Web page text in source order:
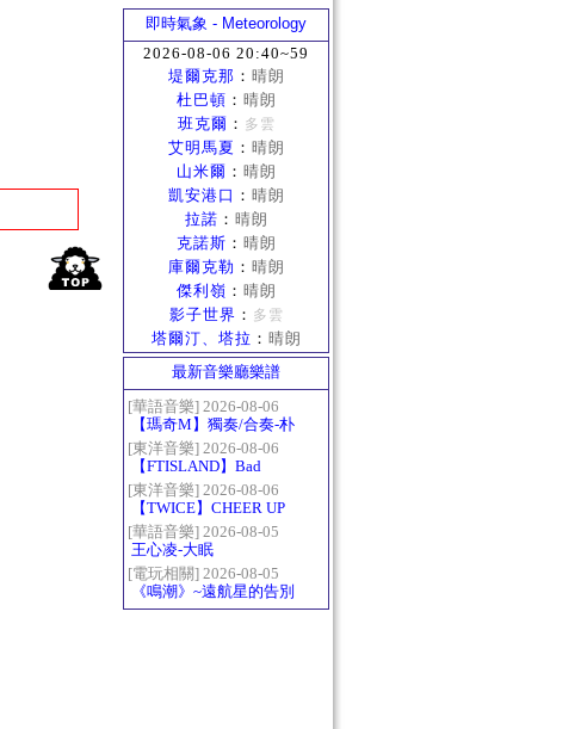
即時氣象 - Meteorology
2026-08-06 20:40~59
堤爾克那 ： 晴朗
杜巴頓 ： 晴朗
班克爾 ： 多雲
艾明馬夏 ： 晴朗
山米爾 ： 晴朗
凱安港口 ： 晴朗
拉諾 ： 晴朗
克諾斯 ： 晴朗
庫爾克勒 ： 晴朗
傑利嶺 ： 晴朗
影子世界 ： 多雲
塔爾汀、塔拉 ： 晴朗
最新音樂廳樂譜
[華語音樂] 2026-08-06
【瑪奇M】獨奏/合奏-朴
樹-那些花兒
[東洋音樂] 2026-08-06
【FTISLAND】Bad
Woman
[東洋音樂] 2026-08-06
【TWICE】CHEER UP
[華語音樂] 2026-08-05
王心凌-大眠
[電玩相關] 2026-08-05
《鳴潮》~遠航星的告別